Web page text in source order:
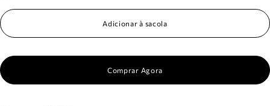
Adicionar à sacola
Comprar Agora